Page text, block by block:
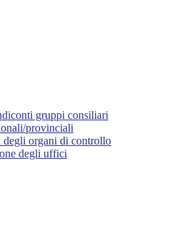
gruppi consiliari
provinciali
degli organi di controllo
degli uffici